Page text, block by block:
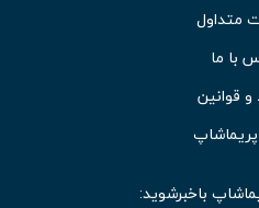
متداول
با ما
و قوانین
باخبرشوید: